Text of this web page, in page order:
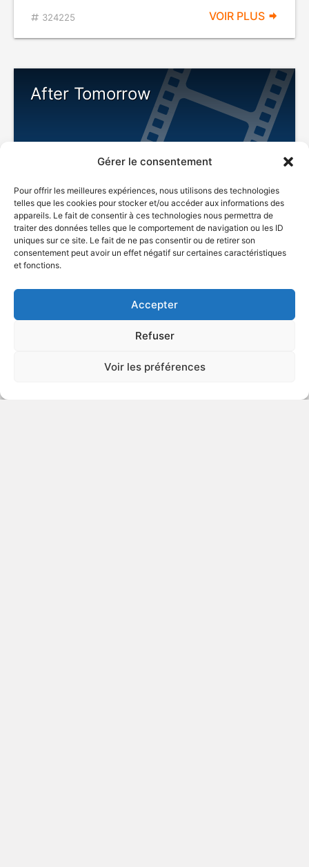
Gérer le consentement
Pour offrir les meilleures expériences, nous utilisons des technologies
telles que les cookies pour stocker et/ou accéder aux informations des
appareils. Le fait de consentir à ces technologies nous permettra de
traiter des données telles que le comportement de navigation ou les ID
uniques sur ce site. Le fait de ne pas consentir ou de retirer son
consentement peut avoir un effet négatif sur certaines caractéristiques
et fonctions.
Accepter
Refuser
Voir les préférences
324225 VOIR PLUS
After Tomorrow
1932 Drame